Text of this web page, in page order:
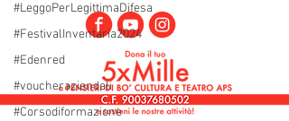
#LeggoPerLegittimaDifesa
#FestivalInventaria2024
#Edenred
#voucheraziendali
#Corsodiformazione